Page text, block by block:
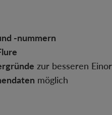
-nummern
zur besseren
möglich